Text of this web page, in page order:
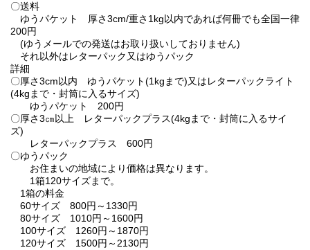
〇送料
ゆうパケット 厚さ3cm/重さ1kg以内であれば何冊でも全国一律
200円
(ゆうメールでの発送はお取り扱いしておりません)
それ以外はレターパック又はゆうパック
詳細
〇厚さ3cm以内 ゆうパケット(1kgまで)又はレターパックライト
(4kgまで・封筒に入るサイズ)
ゆうパケット 200円
〇厚さ3㎝以上 レターパックプラス(4kgまで・封筒に入るサイ
ズ)
レターパックプラス 600円
〇ゆうパック
お住まいの地域により価格は異なります。
1箱120サイズまで。
1箱の料金
60サイズ 800円～1330円
80サイズ 1010円～1600円
100サイズ 1260円～1870円
120サイズ 1500円～2130円